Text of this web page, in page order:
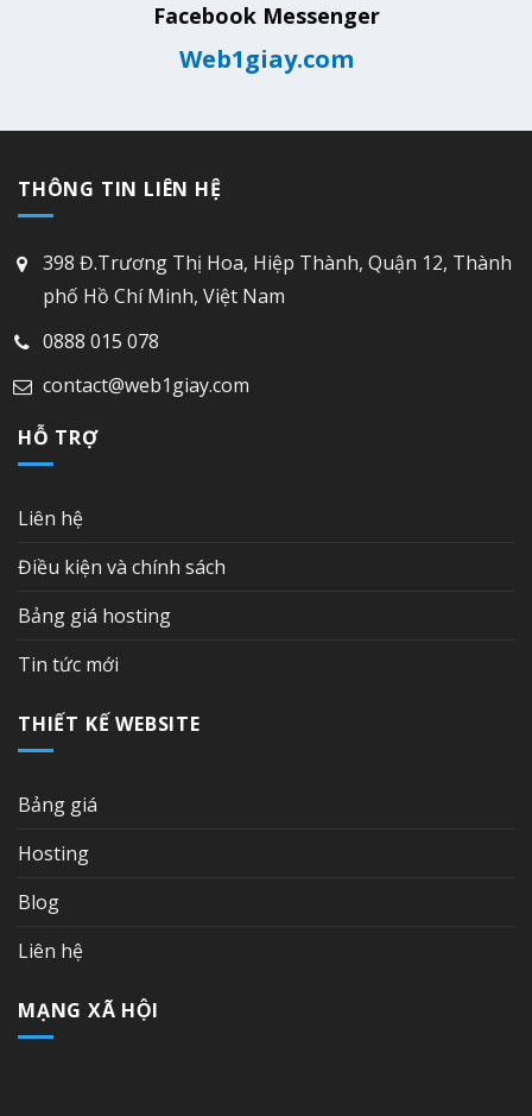
Facebook Messenger
Web1giay.com
THÔNG TIN LIÊN HỆ
398 Đ.Trương Thị Hoa, Hiệp Thành, Quận 12, Thành
phố Hồ Chí Minh, Việt Nam
0888 015 078
contact@web1giay.com
HỖ TRỢ
Liên hệ
Điều kiện và chính sách
Bảng giá hosting
Tin tức mới
THIẾT KẾ WEBSITE
Bảng giá
Hosting
Blog
Liên hệ
MẠNG XÃ HỘI